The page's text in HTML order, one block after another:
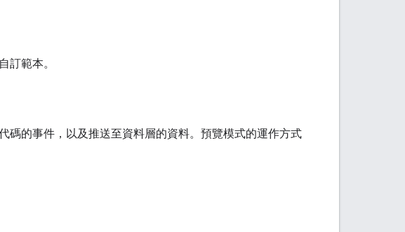
訂範本。
碼的事件，以及推送至資料層的資料。預覽模式的運作方式